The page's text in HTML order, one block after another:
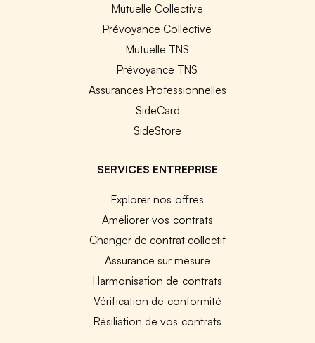
Mutuelle Collective
Prévoyance Collective
Mutuelle TNS
Prévoyance TNS
Assurances Professionnelles
SideCard
SideStore
SERVICES ENTREPRISE
Explorer nos offres
Améliorer vos contrats
Changer de contrat collectif
Assurance sur mesure
Harmonisation de contrats
Vérification de conformité
Résiliation de vos contrats